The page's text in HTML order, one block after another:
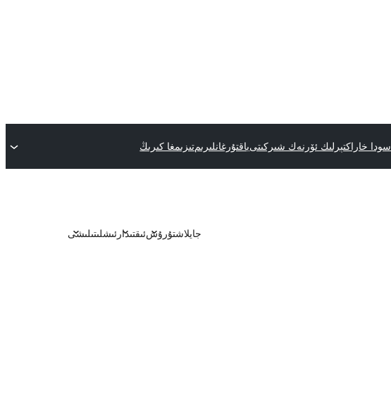
سودا خاراكتېرلىك ئۆرنەك شىركىتىياقتۇرغانلىرىمتىزىمغا كىرىڭ
جايلاشتۇرۇشئىقتىدار ئىشلىتىلىشى